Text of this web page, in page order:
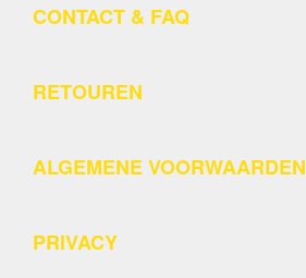
CONTACT & FAQ
RETOUREN
ALGEMENE VOORWAARDEN
PRIVACY